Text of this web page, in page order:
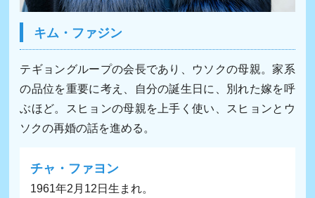
キム・ファジン
テギョングループの会長であり、ウソクの母親。家系
の品位を重要に考え、自分の誕生日に、別れた嫁を呼
ぶほど。スヒョンの母親を上手く使い、スヒョンとウ
ソクの再婚の話を進める。
チャ・ファヨン
1961年2月12日生まれ。